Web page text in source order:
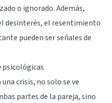
o ignorado. Además,
desinterés, el resentimiento
pueden ser señales de
psicológicas
crisis, no solo se ve
partes de la pareja, sino